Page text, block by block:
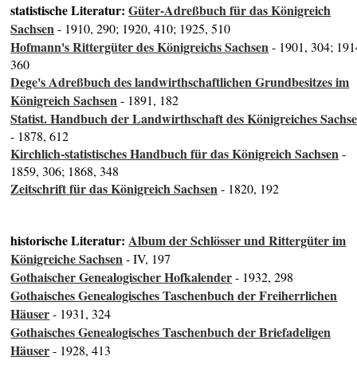
statistische Literatur:Güter-Adreßbuch für das Königreich
Sachsen- 1910, 290; 1920, 410; 1925, 510
Hofmann's Rittergüter des Königreichs Sachsen- 1901, 304;
360
Dege's Adreßbuch des landwirthschaftlichen Grundbesitzes im
Königreich Sachsen- 1891, 182
Statist. Handbuch der Landwirthschaft des Königreiches
- 1878, 612
Kirchlich-statistisches Handbuch für das Königreich Sachsen-
1859, 306; 1868, 348
Zeitschrift für das Königreich Sachsen- 1820, 192
historische Literatur:Album der Schlösser und Rittergüter im
Königreiche Sachsen- IV, 197
Gothaischer Genealogischer Hofkalender- 1932, 298
Gothaisches Genealogisches Taschenbuch der Freiherrlichen
Häuser- 1931, 324
Gothaisches Genealogisches Taschenbuch der Briefadeligen
Häuser- 1928, 413